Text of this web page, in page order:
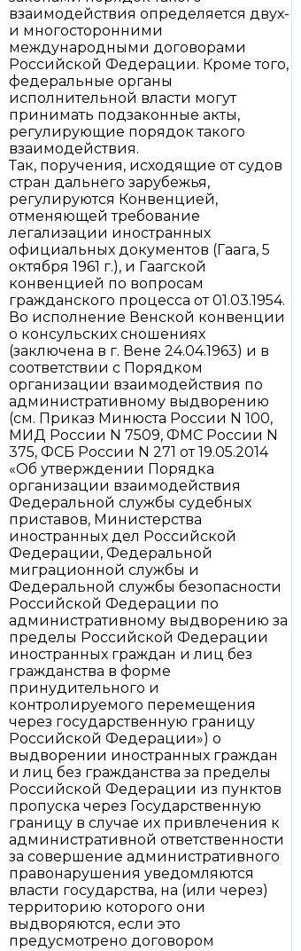
взаимодействия определяется двух-
и многосторонними
международными договорами
Российской Федерации. Кроме того,
федеральные органы
исполнительной власти могут
принимать подзаконные акты,
регулирующие порядок такого
взаимодействия.
Так, поручения, исходящие от судов
стран дальнего зарубежья,
регулируются Конвенцией,
отменяющей требование
легализации иностранных
официальных документов (Гаага, 5
октября 1961 г.), и Гаагской
конвенцией по вопросам
гражданского процесса от 01.03.1954.
Во исполнение Венской конвенции
о консульских сношениях
(заключена в г. Вене 24.04.1963) и в
соответствии с Порядком
организации взаимодействия по
административному выдворению
(см. Приказ Минюста России N 100,
МИД России N 7509, ФМС России N
375, ФСБ России N 271 от 19.05.2014
«Об утверждении Порядка
организации взаимодействия
Федеральной службы судебных
приставов, Министерства
иностранных дел Российской
Федерации, Федеральной
миграционной службы и
Федеральной службы безопасности
Российской Федерации по
административному выдворению за
пределы Российской Федерации
иностранных граждан и лиц без
гражданства в форме
принудительного и
контролируемого перемещения
через государственную границу
Российской Федерации») о
выдворении иностранных граждан
и лиц без гражданства за пределы
Российской Федерации из пунктов
пропуска через Государственную
границу в случае их привлечения к
административной ответственности
за совершение административного
правонарушения уведомляются
власти государства, на (или через)
территорию которого они
выдворяются, если это
предусмотрено договором